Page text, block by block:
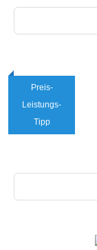
Preis-
Leistungs-
Tipp